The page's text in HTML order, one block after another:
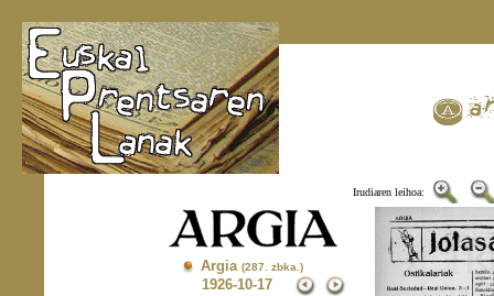
Irudiaren leihoa:
Argia (287. zbka.)
1926-10-17